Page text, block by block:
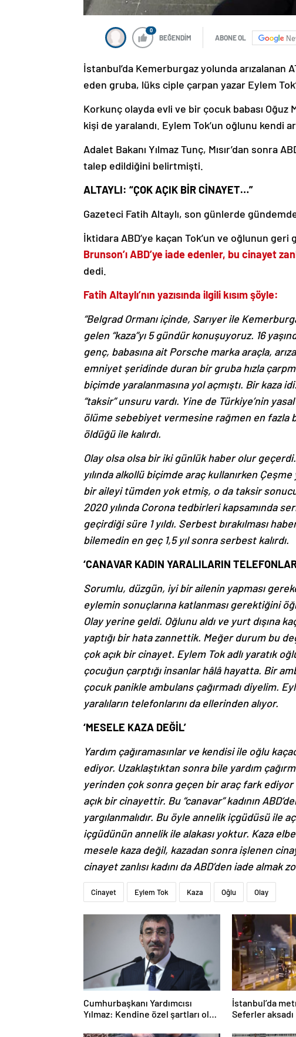
0
BEĞENDİM ABONE OL
İstanbul’da Kemerburgaz yolunda
eden gruba, lüks ciple çarpan yazar Eylem
Korkunç olayda evli ve bir çocuk babası Oğuz
kişi de yaralandı. Eylem Tok’un oğlunu kendi
Adalet Bakanı Yılmaz Tunç, Mısır’dan sonra
talep edildiğini belirtmişti.
ALTAYLI: “ÇOK AÇIK BİR CİNAYET…”
Gazeteci Fatih Altaylı, son günlerde
İktidara ABD’ye kaçan Tok’un ve oğlunun geri
Brunson’ı ABD’ye iade edenler, bu cinayet
dedi.
Fatih Altaylı’nın yazısında ilgili kısım şöyle:
“Belgrad Ormanı içinde, Sarıyer ile
gelen “kaza”yı 5 gündür konuşuyoruz. 16
genç, babasına ait Porsche marka araçla,
emniyet şeridinde duran bir gruba hızla
biçimde yaralanmasına yol açmıştı. Bir kaza
“taksir” unsuru vardı. Yine de Türkiye’nin
ölüme sebebiyet vermesine rağmen en fazla
öldüğü ile kalırdı.
Olay olsa olsa bir iki günlük haber olur
yılında alkollü biçimde araç kullanırken
bir aileyi tümden yok etmiş, o da taksir
2020 yılında Corona tedbirleri kapsamında
geçirdiği süre 1 yıldı. Serbest bırakılması
bilemedin en geç 1,5 yıl sonra serbest kalırdı.
‘CANAVAR KADIN YARALILARIN
Sorumlu, düzgün, iyi bir ailenin yapması
eylemin sonuçlarına katlanması gerektiğini
Olay yerine geldi. Oğlunu aldı ve yurt dışına
yaptığı bir hata zannettik. Meğer durum bu
çok açık bir cinayet. Eylem Tok adlı yaratık
çocuğun çarptığı insanlar hâlâ hayatta. Bir
çocuk panikle ambulans çağırmadı diyelim.
yaralıların telefonlarını da ellerinden alıyor.
‘MESELE KAZA DEĞİL’
Yardım çağıramasınlar ve kendisi ile oğlu
ediyor. Uzaklaştıktan sonra bile yardım
yerinden çok sonra geçen bir araç fark
açık bir cinayettir. Bu “canavar” kadının
yargılanmalıdır. Bu öyle annelik içgüdüsü ile
içgüdünün annelik ile alakası yoktur. Kaza
mesele kaza değil, kazadan sonra işlenen
cinayet zanlısı kadını da ABD’den iade almak
Cinayet Eylem Tok Kaza Oğlu Olay
Cumhurbaşkanı Yardımcısı
Yılmaz: Kendine özel şartları olan
İstanbul’da
Seferler aksadı